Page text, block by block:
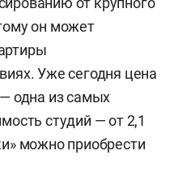
он может
Уже сегодня цена
одна из самых
студий — от 2,1
можно приобрести